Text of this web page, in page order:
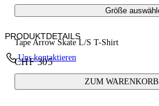
Größe
Tape Arrow Skate L/S T-Shirt
CHF 305
ZUM
PRODUKTDETAILS
Fabric:100% Cotton
Uns kontaktieren